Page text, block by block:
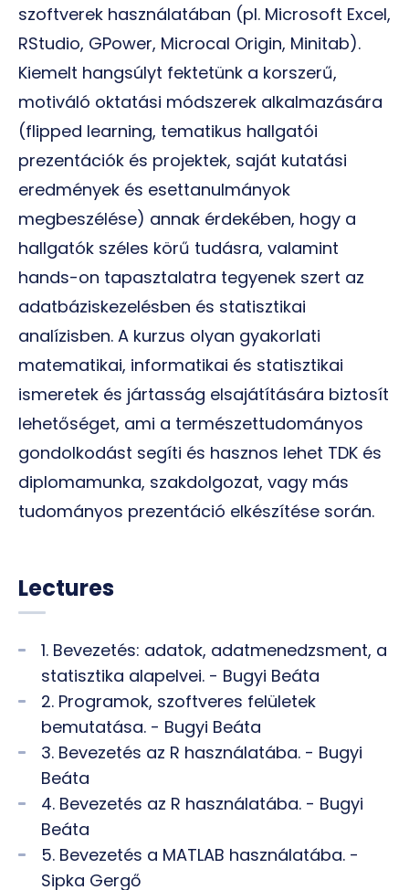
szoftverek használatában (pl. Microsoft Excel,
RStudio, GPower, Microcal Origin, Minitab).
Kiemelt hangsúlyt fektetünk a korszerű,
motiváló oktatási módszerek alkalmazására
(flipped learning, tematikus hallgatói
prezentációk és projektek, saját kutatási
eredmények és esettanulmányok
megbeszélése) annak érdekében, hogy a
hallgatók széles körű tudásra, valamint
hands-on tapasztalatra tegyenek szert az
adatbáziskezelésben és statisztikai
analízisben. A kurzus olyan gyakorlati
matematikai, informatikai és statisztikai
ismeretek és jártasság elsajátítására biztosít
lehetőséget, ami a természettudományos
gondolkodást segíti és hasznos lehet TDK és
diplomamunka, szakdolgozat, vagy más
tudományos prezentáció elkészítése során.
Lectures
1. Bevezetés: adatok, adatmenedzsment, a
statisztika alapelvei. - Bugyi Beáta
2. Programok, szoftveres felületek
bemutatása. - Bugyi Beáta
3. Bevezetés az R használatába. - Bugyi
Beáta
4. Bevezetés az R használatába. - Bugyi
Beáta
5. Bevezetés a MATLAB használatába. -
Sipka Gergő